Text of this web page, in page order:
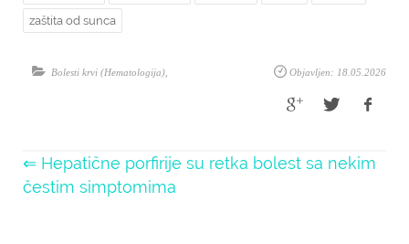
zaštita od sunca
Objavljen: 18.05.2026
Bolesti krvi (Hematologija)
⇐ Hepatične porfirije su retka bolest sa nekim
čestim simptomima